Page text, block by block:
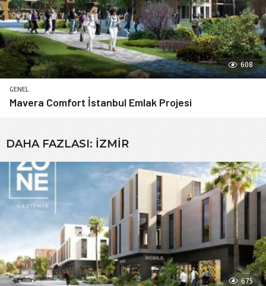
608
GENEL
Mavera Comfort İstanbul Emlak Projesi
DAHA FAZLASI:İZMIR
675